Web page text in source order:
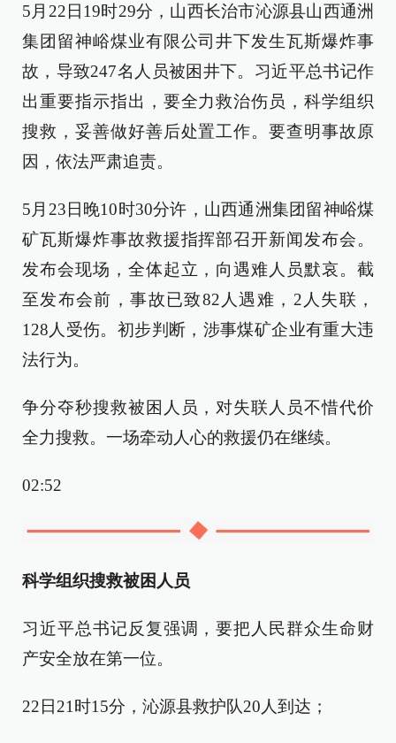
5月22日19时29分，山西长治市沁源县山西通洲
集团留神峪煤业有限公司井下发生瓦斯爆炸事
故，导致247名人员被困井下。习近平总书记作
出重要指示指出，要全力救治伤员，科学组织
搜救，妥善做好善后处置工作。要查明事故原
因，依法严肃追责。
5月23日晚10时30分许，山西通洲集团留神峪煤
矿瓦斯爆炸事故救援指挥部召开新闻发布会。
发布会现场，全体起立，向遇难人员默哀。截
至发布会前，事故已致82人遇难，2人失联，
128人受伤。初步判断，涉事煤矿企业有重大违
法行为。
争分夺秒搜救被困人员，对失联人员不惜代价
全力搜救。一场牵动人心的救援仍在继续。
02:52
科学组织搜救被困人员
习近平总书记反复强调，要把人民群众生命财
产安全放在第一位。
22日21时15分，沁源县救护队20人到达；